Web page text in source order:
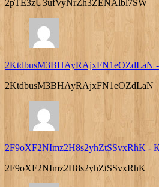
2pTE3zU3ufVyNrZh3ZENAlbl7SW
2KtdbusM3BHAyRAjxFN1eOZdLaN -
2KtdbusM3BHAyRAjxFN1eOZdLaN
2F9oXF2NImz2H8s2yhZtSSvxRhK -
2F9oXF2NImz2H8s2yhZtSSvxRhK